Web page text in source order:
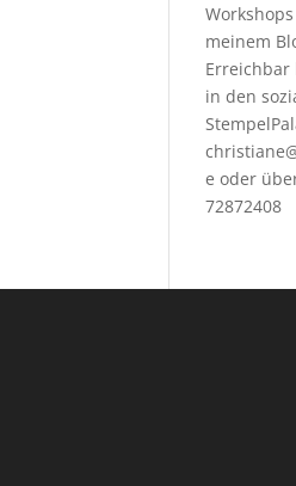
Workshops
meinem
in den
e oder
72872408